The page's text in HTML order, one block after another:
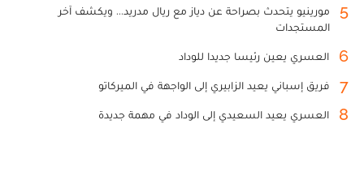
5
مورينيو يتحدث بصراحة عن دياز مع ريال مدريد... ويكشف آخر
المستجدات
6 العسري يعين رئيسا جديدا للوداد
7 فريق إسباني يعيد الزابيري إلى الواجهة في الميركاتو
8 العسري يعيد السعيدي إلى الوداد في مهمة جديدة